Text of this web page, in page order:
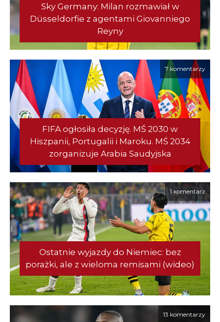
Sky Germany: Milan rozmawiał w
Düsseldorfie z agentami Giovanniego
Reyny
7 komentarzy
FIFA ogłosiła decyzję. MŚ 2030 w
Hiszpanii, Portugalii i Maroku. MŚ 2034
zorganizuje Arabia Saudyjska
1 komentarz
Ostatnie wyjazdy do Niemiec: bez
porażki, ale z wieloma remisami (wideo)
13 komentarzy